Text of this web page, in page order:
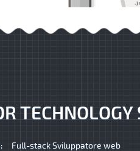
TECHNOLOGY
Full-stack Sviluppatore web